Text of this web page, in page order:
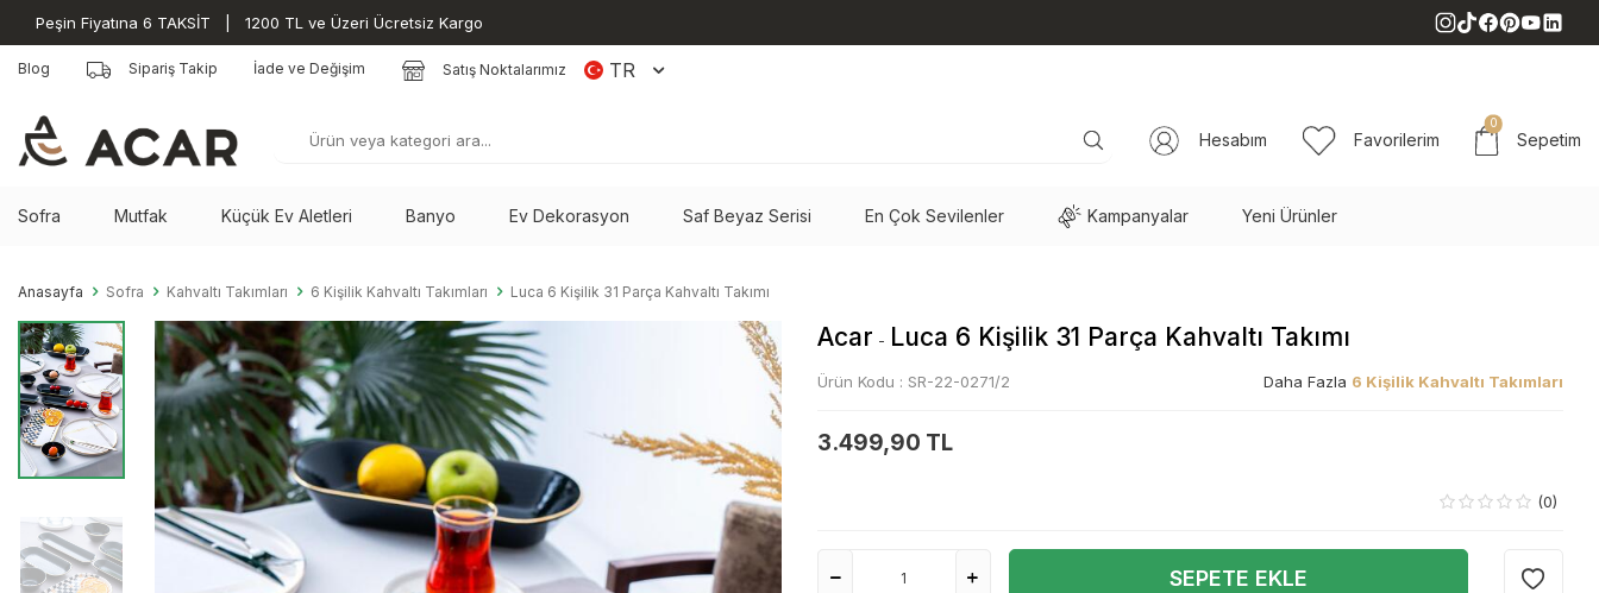
Peşin Fiyatına 6 TAKSİT | 1200 TL ve Üzeri Ücretsiz Kargo
Blog Sipariş Takip İade ve Değişim Satış Noktalarımız TR
Hesabım Favorilerim
0
Sepetim
Sofra Mutfak Küçük Ev Aletleri Banyo Ev Dekorasyon Saf Beyaz Serisi En Çok Sevilenler Kampanyalar Yeni Ürünler
Anasayfa Sofra Kahvaltı Takımları 6 Kişilik Kahvaltı Takımları Luca 6 Kişilik 31 Parça Kahvaltı Takımı
Acar - Luca 6 Kişilik 31 Parça Kahvaltı Takımı
Ürün Kodu : SR-22-0271/2 Daha Fazla 6 Kişilik Kahvaltı Takımları
3.499,90 TL
(0)
SEPETE EKLE